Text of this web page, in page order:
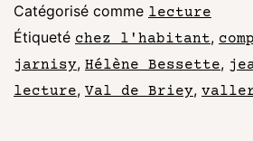
Catégorisé comme lecture
Étiqueté chez l'habitant,
jarnisy, Hélène Bessette,
lecture, Val de Briey,